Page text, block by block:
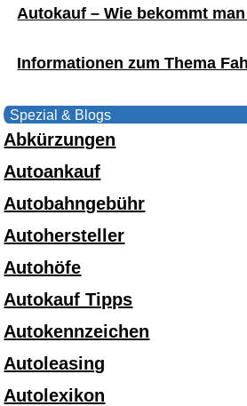
Autokauf – Wie bekommt
Informationen zum Thema
Spezial & Blogs
Abkürzungen
Autoankauf
Autobahngebühr
Autohersteller
Autohöfe
Autokauf Tipps
Autokennzeichen
Autoleasing
Autolexikon